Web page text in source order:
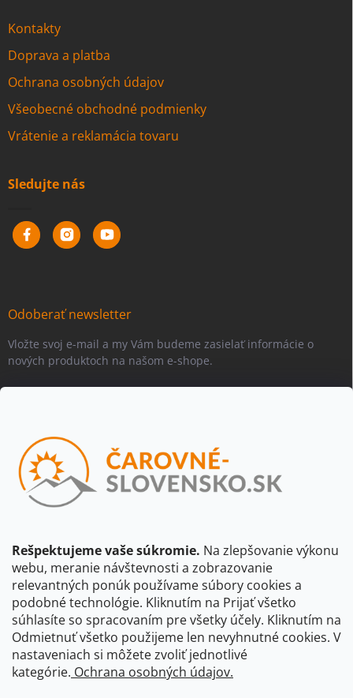
Rešpektujeme vaše súkromie. Na zlepšovanie výkonu
webu, meranie návštevnosti a zobrazovanie
relevantných ponúk používame súbory cookies a
podobné technológie. Kliknutím na Prijať všetko
súhlasíte so spracovaním pre všetky účely. Kliknutím na
Odmietnuť všetko použijeme len nevyhnutné cookies. V
nastaveniach si môžete zvoliť jednotlivé
kategórie. Ochrana osobných údajov.
Kontakty
Doprava a platba
Ochrana osobných údajov
Všeobecné obchodné podmienky
Vrátenie a reklamácia tovaru
Sledujte nás
Odoberať newsletter
Vložte svoj e-mail a my Vám budeme zasielať informácie o
nových produktoch na našom e-shope.
Vložením e-mailu súhlasíte spodmienkami ochrany osobných
údajov
Beriem na vedomie, že adresa bude spracovaná za účelom
údajov dostupnými na tejto stránke.
Prihlásiť sa
CBS Slovensko CBS Česko Shocart
VKÚ Mapy Harmanec
Čarovné Česko